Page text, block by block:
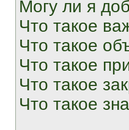
Могу ли я
Что такое
Что такое
Что такое
Что такое
Что такое